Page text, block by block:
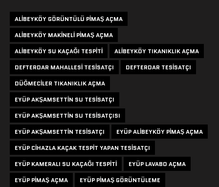
ALIBEYKÖY GÖRÜNTÜLÜ PIMAŞ AÇMA
ALIBEYKÖY MAKINELI PIMAŞ AÇMA
ALIBEYKÖY SU KAÇAĞI TESPITI
ALIBEYKÖY TIKANIKLIK AÇMA
DEFTERDAR MAHALLESI TESISATÇI
DEFTERDAR TESISATÇI
DÜĞMECILER TIKANIKLIK AÇMA
EYÜP AKŞAMSETTIN SU TESISATÇI
EYÜP AKŞAMSETTIN SU TESISATÇISI
EYÜP AKŞAMSETTIN TESISATÇI
EYÜP ALIBEYKÖY PIMAŞ AÇMA
EYÜP CIHAZLA KAÇAK TESPIT YAPAN TESISATÇI
EYÜP KAMERALI SU KAÇAĞI TESPITI
EYÜP LAVABO AÇMA
EYÜP PIMAŞ AÇMA
EYÜP PIMAŞ GÖRÜNTÜLEME